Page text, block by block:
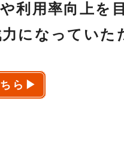
利用率向上を
になっていた
ら▶︎